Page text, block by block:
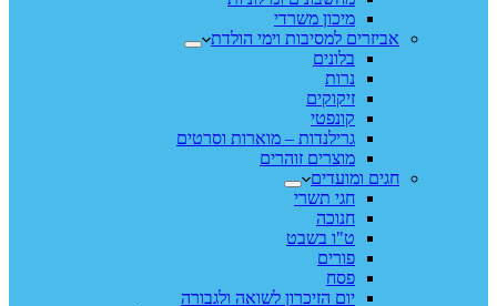
מיכון משרדי
אביזרים למסיבות וימי הולדת
בלונים
נרות
זיקוקים
קונפטי
גרילנדות – מוארות וסרטים
מוצרים זוהרים
חגים ומועדים
חגי תשרי
חנוכה
ט"ו בשבט
פורים
פסח
יום הזיכרון לשואה ולגבורה